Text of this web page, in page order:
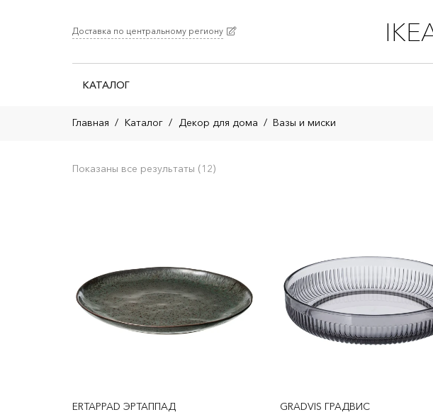
Доставка по центральному региону
КАТАЛОГ
Главная / Каталог / Декор для дома / Вазы и миски
Показаны все результаты (12)
ERTAPPAD ЭРТАППАД GRADVIS ГРАДВИС